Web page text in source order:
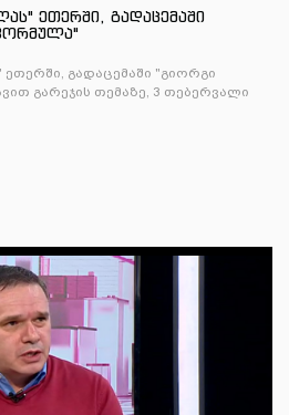
ეთერში, გადაცემაში
გადაცემაში "გიორგი
გარეჯის თემაზე, 3 თებერვალი